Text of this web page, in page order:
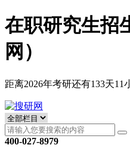
在职研究生招
网）
距离2026年考研还有133天11
400-027-8979